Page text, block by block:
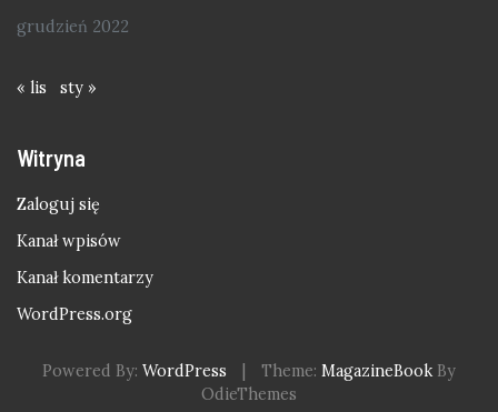
grudzień 2022
« lis sty »
Witryna
Zaloguj się
Kanał wpisów
Kanał komentarzy
WordPress.org
Powered By: WordPress Theme: MagazineBook By
OdieThemes